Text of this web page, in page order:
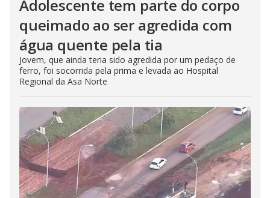
Adolescente tem parte do corpo
queimado ao ser agredida com
água quente pela tia
Jovem, que ainda teria sido agredida por um pedaço de
ferro, foi socorrida pela prima e levada ao Hospital
Regional da Asa Norte